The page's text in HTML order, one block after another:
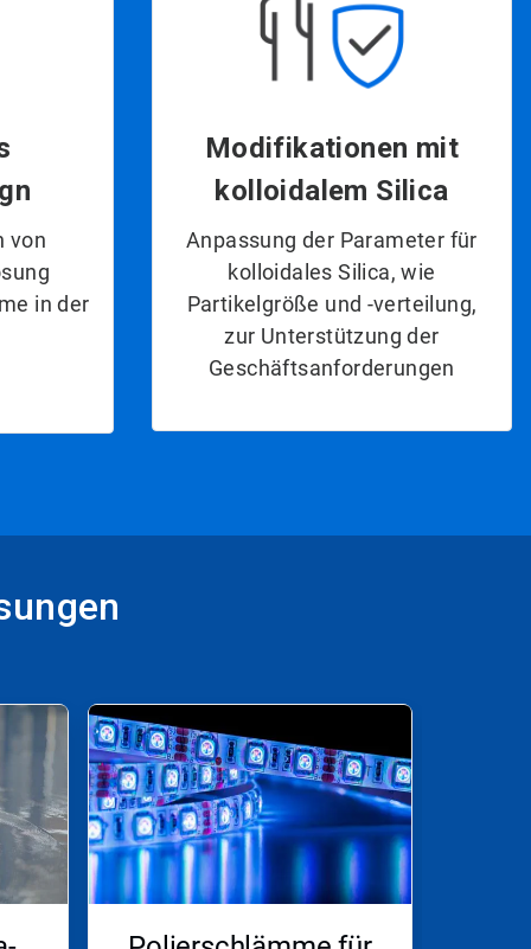
von
in der
Modifikationen mit
kolloidalem Silica
Anpassung der Parameter für
kolloidales Silica, wie
Partikelgröße und -verteilung,
zur Unterstützung der
Geschäftsanforderungen​​​​​​​